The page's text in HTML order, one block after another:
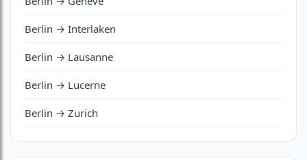
Berlin → Interlaken
Berlin → Lausanne
Berlin → Lucerne
Berlin → Zurich